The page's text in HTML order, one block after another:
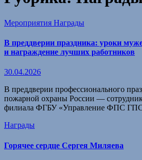
Мероприятия Награды
В преддверии праздника: уроки
и награждение лучших работников
30.04.2026
В преддверии профессионального
пожарной охраны России —
филиала ФГБУ «Управление ФПС
Награды
Горячее сердце Сергея Миляева